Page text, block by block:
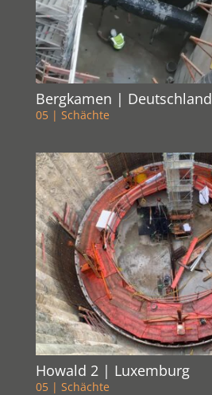
Bergkamen | Deutschland
05 | Schächte
Howald 2 | Luxemburg
05 | Schächte